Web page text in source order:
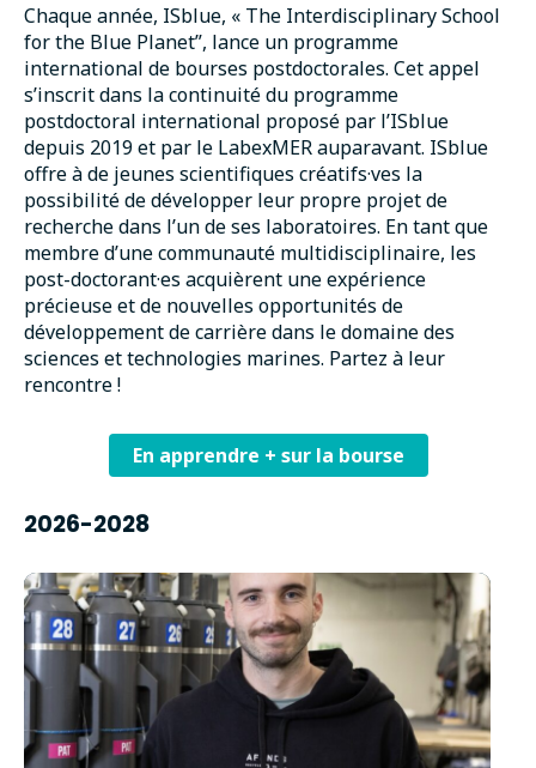
Chaque année, ISblue, « The Interdisciplinary School
for the Blue Planet”, lance un programme
international de bourses postdoctorales. Cet appel
s’inscrit dans la continuité du programme
postdoctoral international proposé par l’ISblue
depuis 2019 et par le LabexMER auparavant. ISblue
offre à de jeunes scientifiques créatifs·ves la
possibilité de développer leur propre projet de
recherche dans l’un de ses laboratoires. En tant que
membre d’une communauté multidisciplinaire, les
post-doctorant·es acquièrent une expérience
précieuse et de nouvelles opportunités de
développement de carrière dans le domaine des
sciences et technologies marines. Partez à leur
rencontre !
En apprendre + sur la bourse
2026-2028